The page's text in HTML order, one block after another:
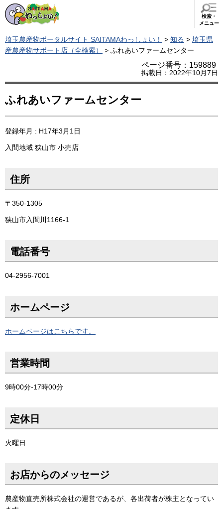
検索・
メニュー
埼玉農産物ポータルサイト SAITAMAわっしょい！ > 知る > 埼玉県
産農産物サポート店（全検索）
> ふれあいファームセンター
ページ番号：159889
掲載日：2022年10月7日
ふれあいファームセンター
登録年月 : H17年3月1日
入間地域 狭山市 小売店
住所
〒350-1305
狭山市入間川1166-1
電話番号
04-2956-7001
ホームページ
ホームページはこちらです。
営業時間
9時00分-17時00分
定休日
火曜日
お店からのメッセージ
農産物直売所株式会社の運営であるが、各出荷者が株主となってい